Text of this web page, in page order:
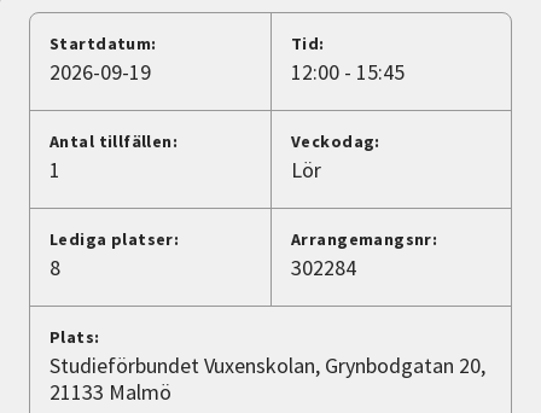
Nyheter
Avdelningar
Lyssna
Startdatum:
2026-09-19
Tid:
12:00 - 15:45
Antal tillfällen:
1
Veckodag:
Lör
Lediga platser:
8
Arrangemangsnr:
302284
Plats:
Studieförbundet Vuxenskolan, Grynbodgatan 20,
21133 Malmö